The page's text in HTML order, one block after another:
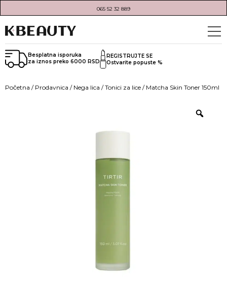
065 52 32 889
Besplatna isporuka
za iznos preko 6000 RSD
REGISTRUJTE SE
Ostvarite popuste %
Početna / Prodavnica / Nega lica /Tonici za lice / Matcha Skin Toner 150ml